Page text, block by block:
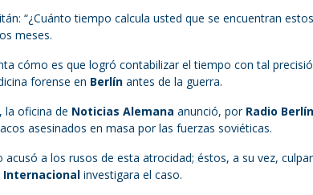
“¿Cuánto tiempo calcula usted que se encuentran
meses.
cómo es que logró contabilizar el tiempo con tal
forense en Berlín antes de la guerra.
la oficina de Noticias Alemana anunció, por Radio Berlín
asesinados en masa por las fuerzas soviéticas.
acusó a los rusos de esta atrocidad; éstos, a su vez,
Internacional investigara el caso.